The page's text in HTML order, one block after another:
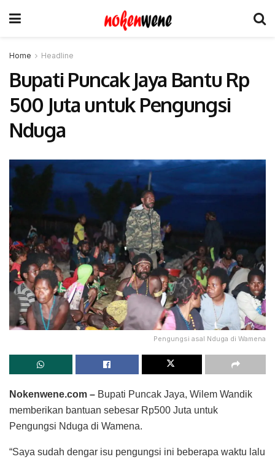
Home Headline
Bupati Puncak Jaya Bantu Rp
500 Juta untuk Pengungsi
Nduga
Pengungsi asal Nduga di Wamena
Nokenwene.com – Bupati Puncak Jaya, Wilem Wandik
memberikan bantuan sebesar Rp500 Juta untuk
Pengungsi Nduga di Wamena.
“Saya sudah dengar isu pengungsi ini beberapa waktu lalu